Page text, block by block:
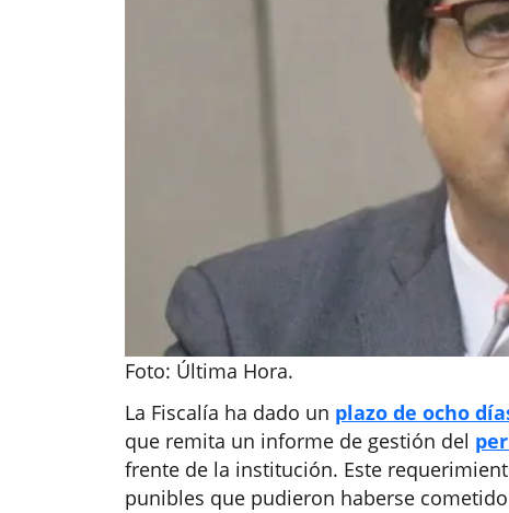
Foto: Última Hora.
La Fiscalía ha dado un plazo de ocho
que remita un informe de gestión del
frente de la institución. Este
punibles que pudieron haberse